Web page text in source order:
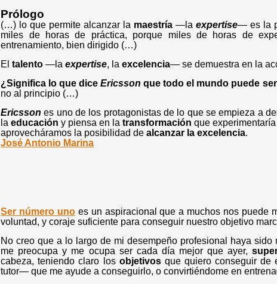
Prólogo
(…) lo que permite alcanzar la maestría —laexpertise— es la
miles de horas de práctica, porque miles de horas de
entrenamiento, bien dirigido (…)
Eltalento —laexpertise, laexcelencia— se demuestra en la
¿Significa lo que diceEricsson que todo el mundo puede
no al principio (…)
Ericsson es uno de los protagonistas de lo que se empieza a
laeducación y piensa en latransformación que
aprovecháramos la posibilidad dealcanzar la excelencia.
José Antonio Marina
Ser número uno es un aspiracional que a muchos nos puede
voluntad, y coraje suficiente para conseguir nuestro objetivo
No creo que a lo largo de mi desempeño profesional haya
me preocupa y me ocupa ser cada día mejor que ayer,
cabeza, teniendo claro los objetivosque quiero conseguir de
tutor— que me ayude a conseguirlo, o convirtiéndome en